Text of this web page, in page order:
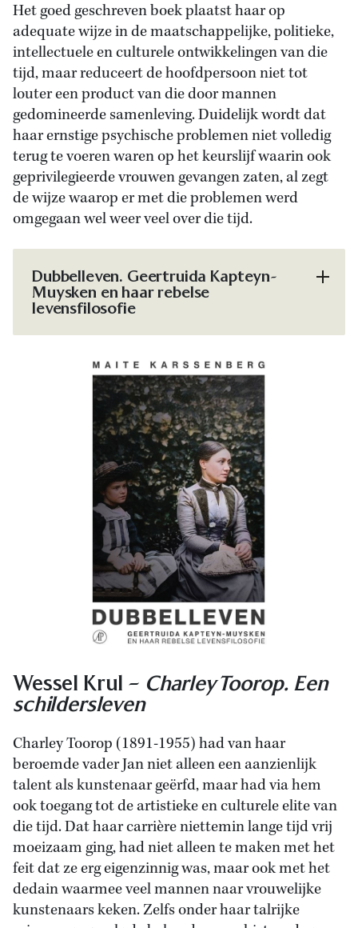
Het goed geschreven boek plaatst haar op
adequate wijze in de maatschappelijke, politieke,
intellectuele en culturele ontwikkelingen van die
tijd, maar reduceert de hoofdpersoon niet tot
louter een product van die door mannen
gedomineerde samenleving. Duidelijk wordt dat
haar ernstige psychische problemen niet volledig
terug te voeren waren op het keurslijf waarin ook
geprivilegieerde vrouwen gevangen zaten, al zegt
de wijze waarop er met die problemen werd
omgegaan wel weer veel over die tijd.
Dubbelleven. Geertruida Kapteyn-
Muysken en haar rebelse
levensfilosofie
Wessel Krul – Charley Toorop. Een
schildersleven
Charley Toorop (1891-1955) had van haar
beroemde vader Jan niet alleen een aanzienlijk
talent als kunstenaar geërfd, maar had via hem
ook toegang tot de artistieke en culturele elite van
die tijd. Dat haar carrière niettemin lange tijd vrij
moeizaam ging, had niet alleen te maken met het
feit dat ze erg eigenzinnig was, maar ook met het
dedain waarmee veel mannen naar vrouwelijke
kunstenaars keken. Zelfs onder haar talrijke